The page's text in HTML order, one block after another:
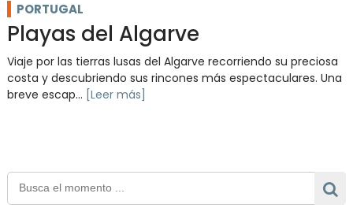
PORTUGAL
Playas del Algarve
Viaje por las tierras lusas del Algarve recorriendo su preciosa
costa y descubriendo sus rincones más espectaculares. Una
breve escap... [Leer más]